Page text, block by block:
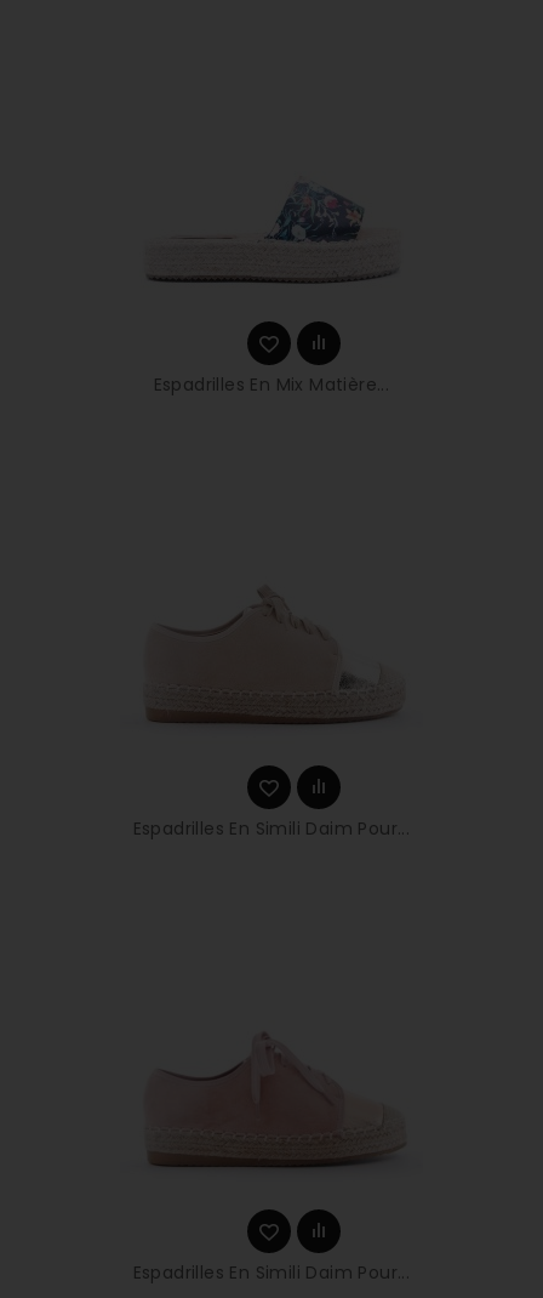
Espadrilles En Mix Matière...
Espadrilles En Simili Daim Pour...
Espadrilles En Simili Daim Pour...